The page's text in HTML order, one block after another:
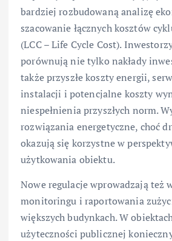
bardziej rozbudowaną analizę
szacowanie łącznych kosztów
(LCC – Life Cycle Cost).
porównują nie tylko nakłady
także przyszłe koszty energii,
instalacji i potencjalne koszty
niespełnienia przyszłych norm.
rozwiązania energetyczne, choć
okazują się korzystne w
użytkowania obiektu.
Nowe regulacje wprowadzają też
monitoringu i raportowania
większych budynkach. W
użyteczności publicznej